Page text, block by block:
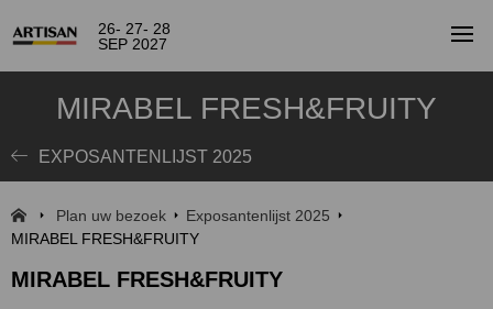
26- 27- 28
SEP 2027
MIRABEL FRESH&FRUITY
EXPOSANTENLIJST 2025
Plan uw bezoek
Exposantenlijst 2025
MIRABEL FRESH&FRUITY
MIRABEL FRESH&FRUITY